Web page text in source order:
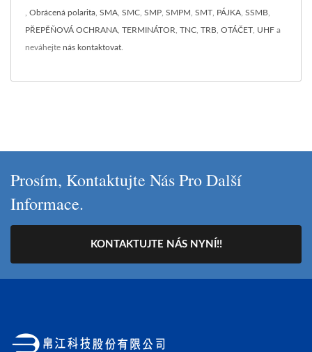
Obrácená polarita SMA SMC SMP SMPM SMT PÁJKA SSMB
PŘEPĚŇOVÁ OCHRANA TERMINÁTOR TNC TRB OTÁČET UHF a
neváhejte nás kontaktovat
Prosím, Kontaktujte Nás Pro Další
Informace.
KONTAKTUJTE NÁS NYNÍ!!